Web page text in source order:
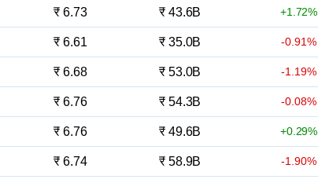
₹ 6.73 ₹ 43.6B +1.72%
₹ 6.61 ₹ 35.0B -0.91%
₹ 6.68 ₹ 53.0B -1.19%
₹ 6.76 ₹ 54.3B -0.08%
₹ 6.76 ₹ 49.6B +0.29%
₹ 6.74 ₹ 58.9B -1.90%